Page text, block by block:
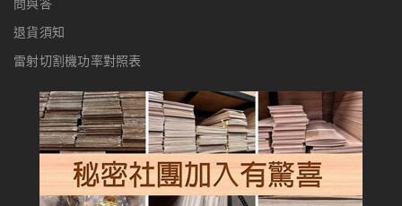
問與答
退貨須知
雷射切割機功率對照表